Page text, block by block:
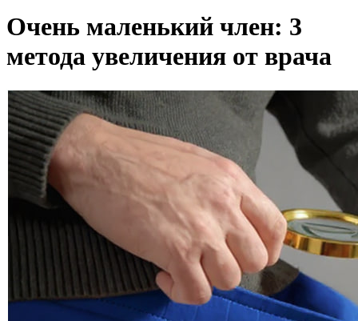
Очень маленький член: 3
метода увеличения от врача